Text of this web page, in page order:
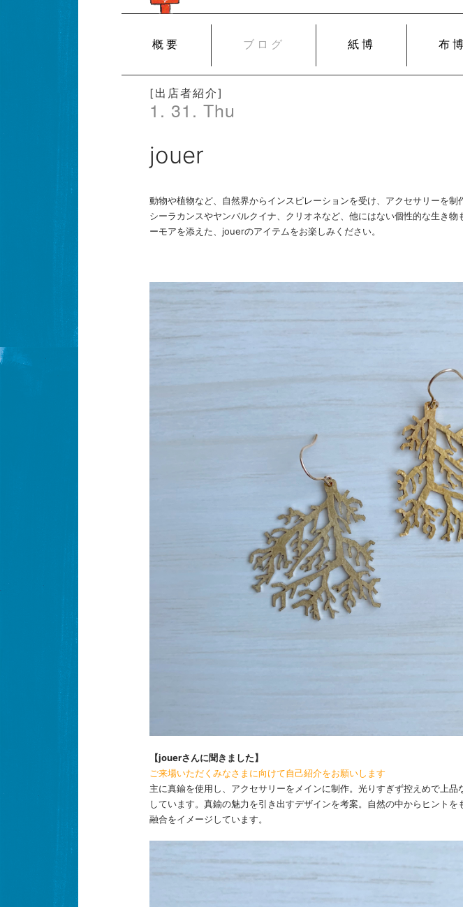
CONTENT
概要 ブログ 紙博 布博
[出店者紹介]
1. 31. Thu
jouer
動物や植物など、自然界からインスピレーションを受け、アクセサリーを制
シーラカンスやヤンバルクイナ、クリオネなど、他にはない個性的な生き
ーモアを添えた、jouerのアイテムをお楽しみください。
【jouerさんに聞きました】
ご来場いただくみなさまに向けて自己紹介をお願いします
主に真鍮を使用し、アクセサリーをメインに制作。光りすぎず控えめで上
しています。真鍮の魅力を引き出すデザインを考案。自然の中からヒント
融合をイメージしています。